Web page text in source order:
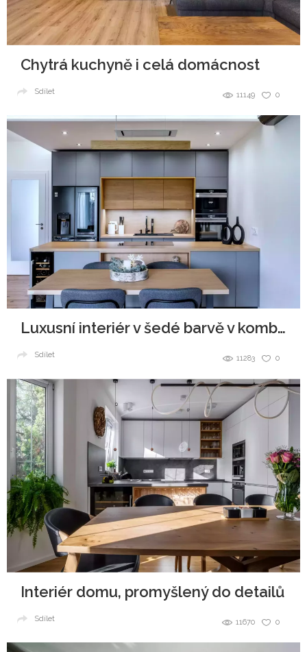
Chytrá kuchyně i celá domácnost
0
11149
Sdílet
Luxusní interiér v šedé barvě v kombinaci se dřevem
0
11283
Sdílet
Interiér domu, promyšlený do detailů
0
11670
Sdílet